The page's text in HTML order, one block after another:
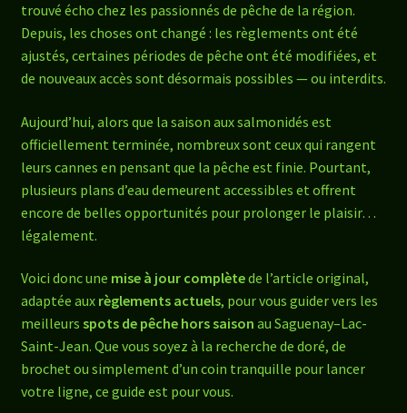
trouvé écho chez les passionnés de pêche de la région.
Depuis, les choses ont changé : les règlements ont été
ajustés, certaines périodes de pêche ont été modifiées, et
de nouveaux accès sont désormais possibles — ou interdits.
Aujourd’hui, alors que la saison aux salmonidés est
officiellement terminée, nombreux sont ceux qui rangent
leurs cannes en pensant que la pêche est finie. Pourtant,
plusieurs plans d’eau demeurent accessibles et offrent
encore de belles opportunités pour prolonger le plaisir…
légalement.
Voici donc une mise à jour complètede l’article original,
adaptée aux règlements actuels, pour vous guider vers les
meilleurs spots de pêche hors saison au Saguenay–Lac-
Saint-Jean. Que vous soyez à la recherche de doré, de
brochet ou simplement d’un coin tranquille pour lancer
votre ligne, ce guide est pour vous.